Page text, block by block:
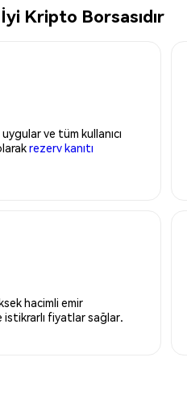
Kripto Borsasıdır
ve tüm kullanıcı
rezerv kanıtı
hacimli emir
fiyatlar sağlar.